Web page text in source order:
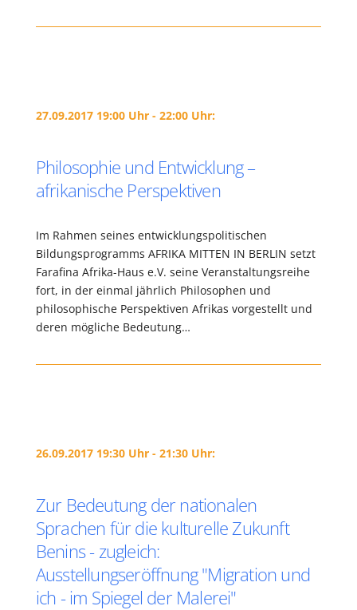
27.09.2017 19:00 Uhr - 22:00 Uhr:
Philosophie und Entwicklung –
afrikanische Perspektiven
Im Rahmen seines entwicklungspolitischen
Bildungsprogramms AFRIKA MITTEN IN BERLIN setzt
Farafina Afrika-Haus e.V. seine Veranstaltungsreihe
fort, in der einmal jährlich Philosophen und
philosophische Perspektiven Afrikas vorgestellt und
deren mögliche Bedeutung…
26.09.2017 19:30 Uhr - 21:30 Uhr:
Zur Bedeutung der nationalen
Sprachen für die kulturelle Zukunft
Benins - zugleich:
Ausstellungseröffnung "Migration und
ich - im Spiegel der Malerei"